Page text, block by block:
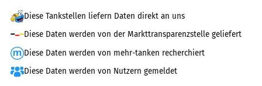
Diese Tankstellen liefern Daten direkt an uns
Diese Daten werden von der Markttransparenzstelle geliefert
Diese Daten werden von mehr-tanken recherchiert
Diese Daten werden von Nutzern gemeldet